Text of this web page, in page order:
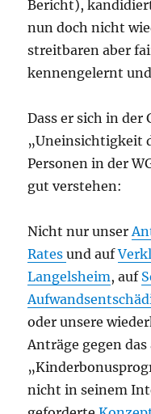
Bericht),
nun doch nicht
streitbaren aber
kennengelernt
Dass er sich in der
„Uneinsichtigkeit
Personen in der
gut verstehen:
Nicht nur unser
Ratesund auf
Langelsheim, auf
oder unsere
Anträge gegen
nicht in seinem